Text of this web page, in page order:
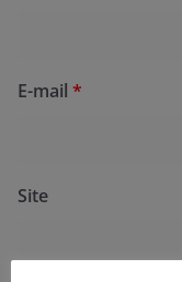
E-mail *
Site